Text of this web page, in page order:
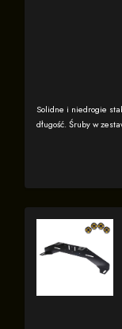
Solidne i niedrogie
długość. Śruby w